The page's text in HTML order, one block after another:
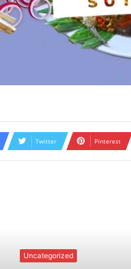
Twitter Pinterest
Uncategorized